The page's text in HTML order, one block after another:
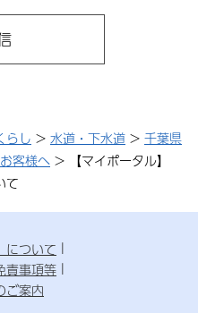
らし > 水道・下水道 > 千葉県
客様へ > 【マイポータル】
て
について
責事項等
ご案内